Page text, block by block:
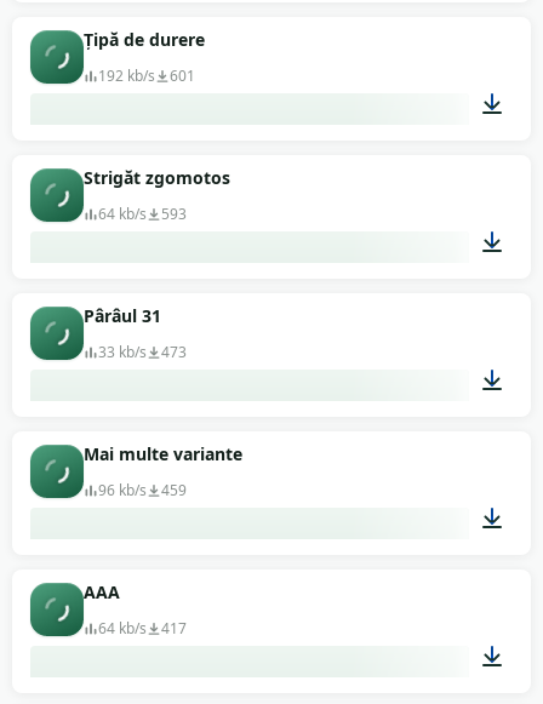
Țipă de durere
192 kb/s 601
Strigăt zgomotos
64 kb/s 593
Pârâul 31
33 kb/s 473
Mai multe variante
96 kb/s 459
AAA
64 kb/s 417